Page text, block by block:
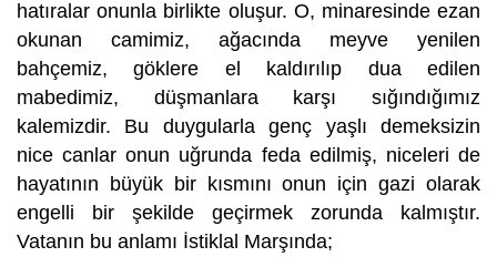
hatıralar onunla birlikte oluşur. O, minaresinde ezan
okunan camimiz, ağacında meyve yenilen
bahçemiz, göklere el kaldırılıp dua edilen
mabedimiz, düşmanlara karşı sığındığımız
kalemizdir. Bu duygularla genç yaşlı demeksizin
nice canlar onun uğrunda feda edilmiş, niceleri de
hayatının büyük bir kısmını onun için gazi olarak
engelli bir şekilde geçirmek zorunda kalmıştır.
Vatanın bu anlamı İstiklal Marşında;